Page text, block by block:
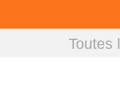
Toutes
Violences sexuelles : les